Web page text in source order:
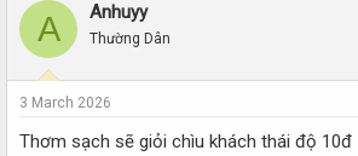
A Anhuyy
Thường Dân
3 March 2026
Thơm sạch sẽ giỏi chìu khách thái độ 10đ